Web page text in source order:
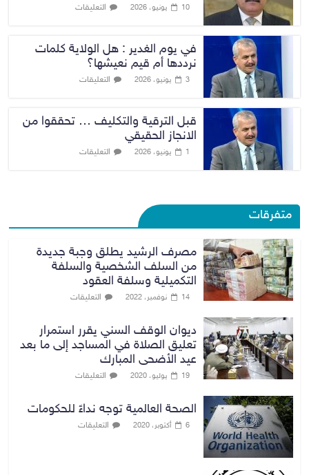
10 يونيو، 2026 التعليقات
في يوم الغدير : هل الولاية كلمات
نرددها أم قيم نعيشها؟
3 يونيو، 2026 التعليقات
قبل الترقية والتكليف … تحققوا من
الانجاز الحقيقي
1 يونيو، 2026 التعليقات
متفرقات
مصرف الرشيد يطلق وجبة جديدة
من السلف الشخصية والسلفة
التكميلية وسلفة العقود
14 نوفمبر، 2022 التعليقات
ديوان الوقف السني يقرر استمرار
تعليق الصلاة في المساجد إلى ما بعد
عيد الأضحى المبارك
19 يوليو، 2020 التعليقات
الصحة العالمية توجه نداءً للحكومات
6 أكتوبر، 2020 التعليقات